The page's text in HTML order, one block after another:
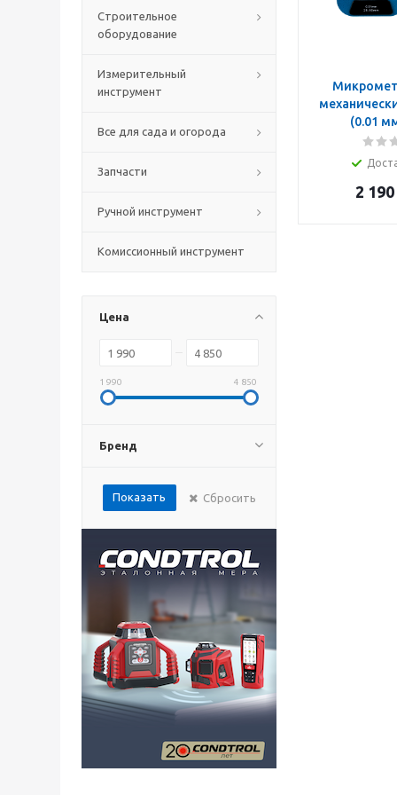
Строительное
оборудование
Измерительный
инструмент
Все для сада и огорода
Запчасти
Ручной инструмент
Комиссионный инструмент
Цена
1 990 4 850
Бренд
Показать Сбросить
(0.01
2 190